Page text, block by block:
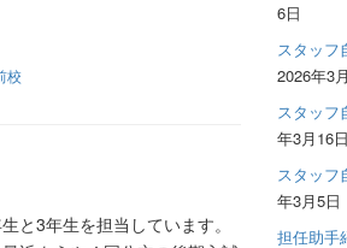
校
3年生を担当しています。
6日
スタッ
2026年3
スタッ
年3月16日
スタッ
年3月5日
担任助手